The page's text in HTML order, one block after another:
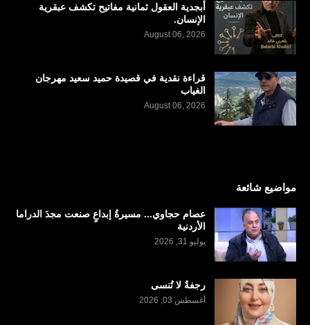
أبجدية العقول ثمانية مفاتيح تكشف عبقرية
الإنسان.
August 06, 2026
قراءة نقدية في قصيدة حميد سعيد مهرجان
الغياب
August 06, 2026
مواضيع شائعة
عصام حجاوي... مسيرةُ إبداعٍ صنعت مجدَ الدراما
الأردنية
يوليو 31, 2026
رجفةٌ لا تُنسى
أغسطس 03, 2026